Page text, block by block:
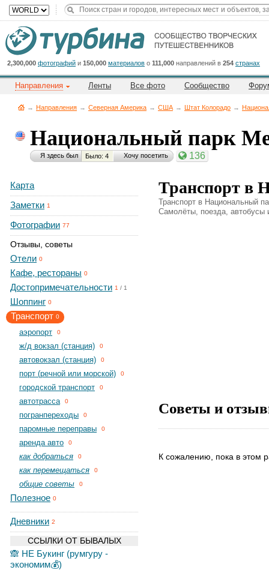
2,300,000 фотографий и 150,000 материалов о 111,000 направлений в 254 странах
Направления Ленты Все фото Сообщество
→ Направления → Северная Америка → CША → Штат Колорадо →
Национальный парк
Я здесь был Было: 4 Хочу посетить 136
Карта
Заметки 1
Фотографии 77
Отзывы, советы
Отели 0
Кафе, рестораны 0
Достопримечательности 1 / 1
Шоппинг 0
Транспорт 0
aэропорт 0
ж/д вокзал (станция) 0
автовокзал (станция) 0
порт (речной или морской) 0
городской транспорт 0
автотрасса 0
погранпереходы 0
паромные переправы 0
аренда авто 0
как добраться 0
как перемещаться 0
общие советы 0
Полезное 0
Дневники 2
ССЫЛКИ ОТ БЫВАЛЫХ
🙈 НЕ Букинг (румгуру -
экономим💰)
Транспорт в
Транспорт в Национальный
Самолёты, поезда, автобусы
Советы и
К сожалению, пока в этом
Cейчас
на
сайте:
Title
Button